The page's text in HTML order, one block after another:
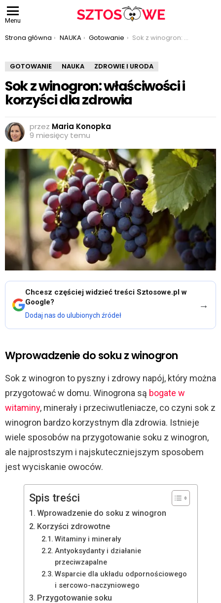
Menu
Jesteś tutaj:
Strona główna NAUKA Gotowanie Sok z winogron: właściwości i korzyści dla zdrowia
GOTOWANIE NAUKA ZDROWIE I URODA
Sok z winogron: właściwości i
korzyści dla zdrowia
przez Maria Konopka
9 miesięcy temu
Chcesz częściej widzieć treści Sztosowe.pl w
Google?
Dodaj nas do ulubionych źródeł
→
Wprowadzenie do soku z winogron
Sok z winogron to pyszny i zdrowy napój, który można
przygotować w domu. Winogrona są bogate w
witaminy, minerały i przeciwutleniacze, co czyni sok z
winogron bardzo korzystnym dla zdrowia. Istnieje
wiele sposobów na przygotowanie soku z winogron,
ale najprostszym i najskuteczniejszym sposobem
jest wyciskanie owoców.
Spis treści
Wprowadzenie do soku z winogron
Korzyści zdrowotne
Witaminy i minerały
Antyoksydanty i działanie
przeciwzapalne
Wsparcie dla układu odpornościowego
i sercowo-naczyniowego
Przygotowanie soku